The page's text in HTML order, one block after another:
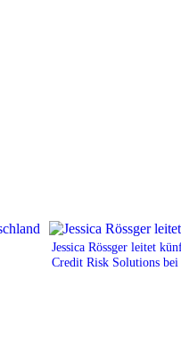
Jessica Rössger leitet
Credit Risk Solutions